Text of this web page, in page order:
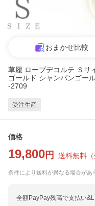
おまかせ比較
草履 ローブデコルテ Ｓサ
ゴールド シャンパンゴー
-2709
受注生産
価格
19,800 円 送料無料 （
条件により送料が異なる場合があ
全額PayPay残高で支払い